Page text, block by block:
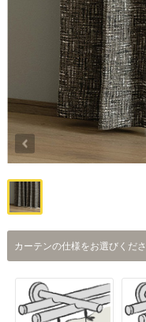
カーテンの仕様をお選びくだ